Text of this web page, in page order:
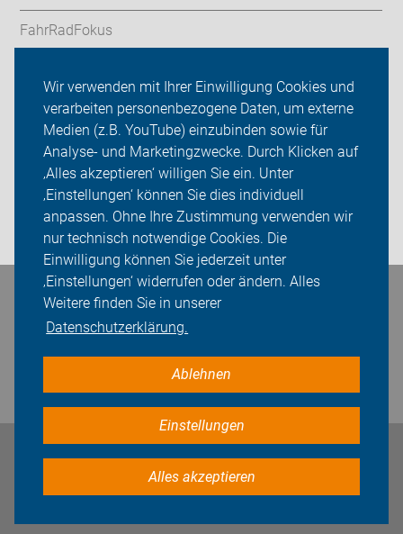
Wir verwenden mit Ihrer Einwilligung Cookies und
verarbeiten personenbezogene Daten, um externe
Medien (z.B. YouTube) einzubinden sowie für
Analyse- und Marketingzwecke. Durch Klicken auf
‚Alles akzeptieren‘ willigen Sie ein. Unter
‚Einstellungen‘ können Sie dies individuell
anpassen. Ohne Ihre Zustimmung verwenden wir
nur technisch notwendige Cookies. Die
Einwilligung können Sie jederzeit unter
‚Einstellungen‘ widerrufen oder ändern. Alles
Weitere finden Sie in unserer
Datenschutzerklärung.
Ablehnen
Einstellungen
Alles akzeptieren
FahrRadFokus
Service-Angebote
ADFC Saarland
Sei dabei
Login
Bleiben Sie in Kontakt
Impressum Datenschutz Cookie-Einstellungen